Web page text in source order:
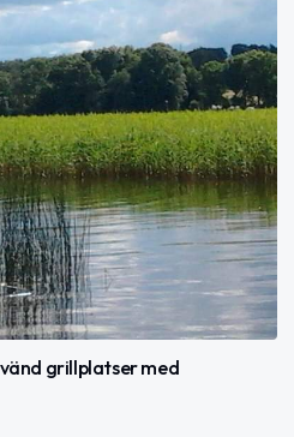
grillplatser med